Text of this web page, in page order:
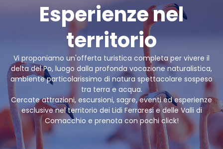
Esperienze nel
territorio
Vi proponiamo un'offerta turistica completa per vivere il
delta del Po, luogo dalla profonda vocazione naturalistica,
ambiente particolarissimo di natura spettacolare sospeso
tra terra e acqua.
Cercate attrazioni, escursioni, sagre, eventi ed esperienze
esclusive nel territorio dei Lidi Ferraresi e delle Valli di
Comacchio e prenota con pochi click!